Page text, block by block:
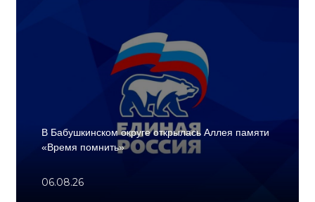
В Бабушкинском округе открылась Аллея памяти
«Время помнить»
06.08.26